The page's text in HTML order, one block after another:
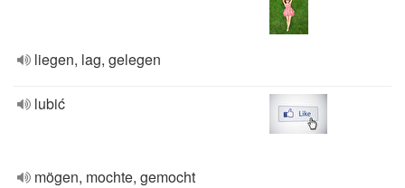
liegen, lag, gelegen
lubić
mögen, mochte, gemocht